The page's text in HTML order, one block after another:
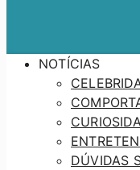
NOTÍCIAS
DÚVIDAS